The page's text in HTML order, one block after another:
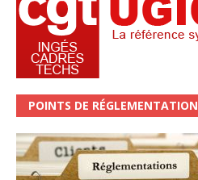
POINTS DE RÉGLEMENTATION